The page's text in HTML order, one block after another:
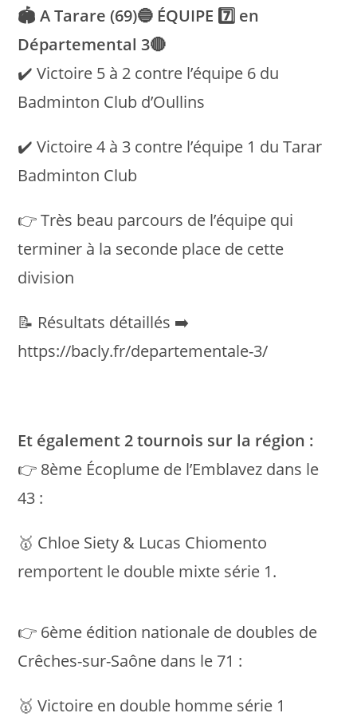
🏟 A Tarare (69)🔵 ÉQUIPE 7️⃣ en
Départemental 3🔴
✔️ Victoire 5 à 2 contre l’équipe 6 du
Badminton Club d’Oullins
✔️ Victoire 4 à 3 contre l’équipe 1 du Tarar
Badminton Club
👉 Très beau parcours de l’équipe qui
terminer à la seconde place de cette
division
📝 Résultats détaillés ➡️
https://bacly.fr/departementale-3/
Et également 2 tournois sur la région :
👉 8ème Écoplume de l’Emblavez dans le
43 :
🥇 Chloe Siety & Lucas Chiomento
remportent le double mixte série 1.
👉 6ème édition nationale de doubles de
Crêches-sur-Saône dans le 71 :
🥇 Victoire en double homme série 1